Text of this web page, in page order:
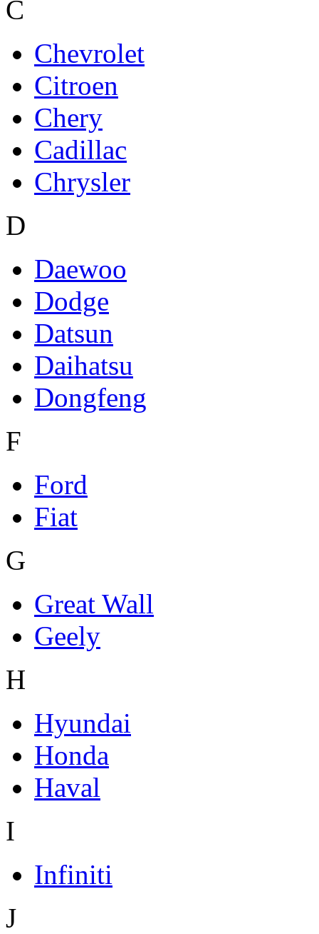
C
Chevrolet
Citroen
Chery
Cadillac
Chrysler
D
Daewoo
Dodge
Datsun
Daihatsu
Dongfeng
F
Ford
Fiat
G
Great Wall
Geely
H
Hyundai
Honda
Haval
I
Infiniti
J